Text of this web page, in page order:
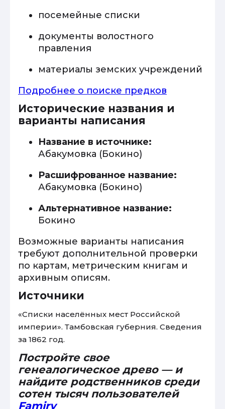
посемейные списки
документы волостного
правления
материалы земских учреждений
Подробнее о поиске предков
Исторические названия и
варианты написания
Название в источнике:
Абакумовка (Бокино)
Расшифрованное название:
Абакумовка (Бокино)
Альтернативное название:
Бокино
Возможные варианты написания
требуют дополнительной проверки
по картам, метрическим книгам и
архивным описям.
Источники
«Списки населённых мест Российской
империи». Тамбовская губерния. Сведения
за 1862 год.
Постройте свое
генеалогическое древо — и
найдите родственников среди
сотен тысяч пользователей
Famiry